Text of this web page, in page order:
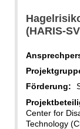
(HARIS-
Förderung:
Center for
Technology